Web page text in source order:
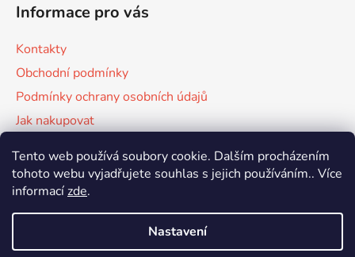
Tento web používá soubory cookie. Dalším procházením
tohoto webu vyjadřujete souhlas s jejich používáním.. Více
informacízde.
Nastavení
Informace pro vás
Kontakty
Obchodní podmínky
Podmínky ochrany osobních údajů
Jak nakupovat
Facebook